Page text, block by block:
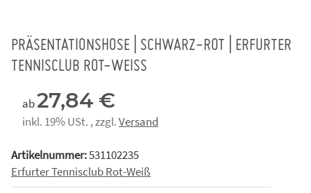
PRÄSENTATIONSHOSE | SCHWARZ-ROT | ERFURTER
TENNISCLUB ROT-WEISS
ab27,84 €
inkl. 19% USt. , zzgl.Versand
Artikelnummer:531102235
Erfurter Tennisclub Rot-Weiß